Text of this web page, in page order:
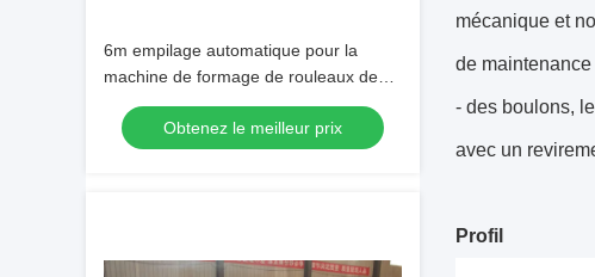
6m empilage automatique pour la
machine de formage de rouleaux de
tôle de toit
Obtenez le meilleur prix
mécanique et
de
- des boulons,
avec un
Profil